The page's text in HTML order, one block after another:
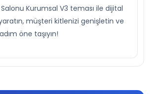
Kurumsal V3 teması ile dijital
müşteri kitlenizi genişletin ve
öne taşıyın!